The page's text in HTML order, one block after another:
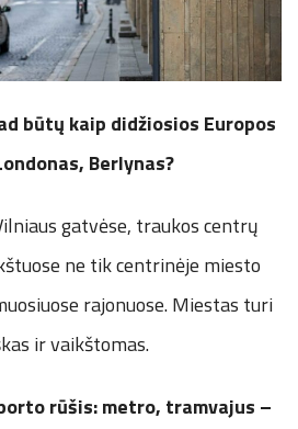
būtų kaip didžiosios Europos
Berlynas?
gatvėse, traukos centrų
ne tik centrinėje miesto
rajonuose. Miestas turi
ir vaikštomas.
rūšis: metro, tramvajus –